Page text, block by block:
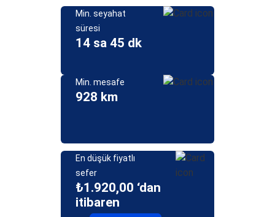
Min. seyahat
süresi
14 sa 45 dk
Min. mesafe
928 km
En düşük fiyatlı
sefer
₺1.920,00 ‘dan
itibaren